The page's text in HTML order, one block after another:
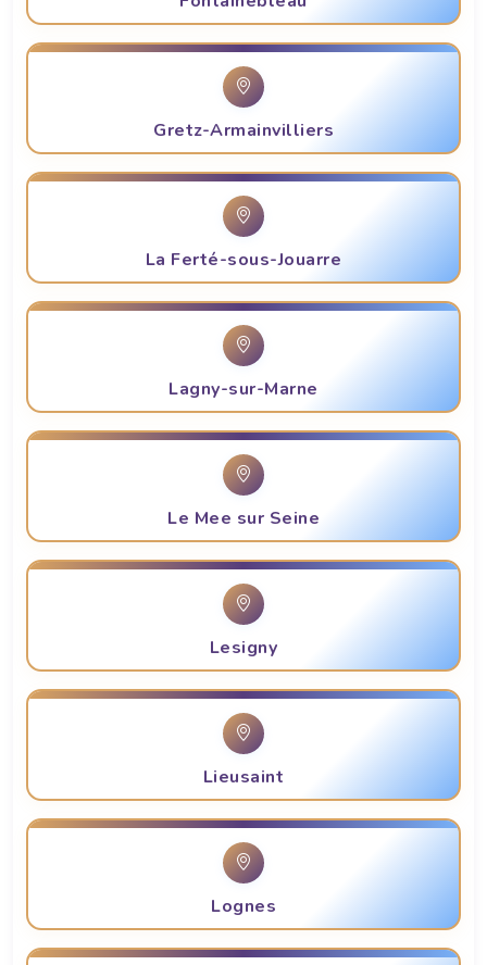
Gretz-Armainvilliers
La Ferté-sous-Jouarre
Lagny-sur-Marne
Le Mee sur Seine
Lesigny
Lieusaint
Lognes